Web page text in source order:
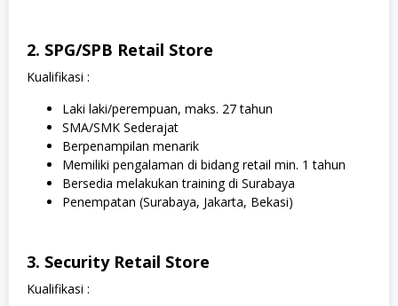
2. SPG/SPB Retail Store
Kualifikasi :
Laki laki/perempuan, maks. 27 tahun
SMA/SMK Sederajat
Berpenampilan menarik
Memiliki pengalaman di bidang retail min. 1 tahun
Bersedia melakukan training di Surabaya
Penempatan (Surabaya, Jakarta, Bekasi)
3. Security Retail Store
Kualifikasi :